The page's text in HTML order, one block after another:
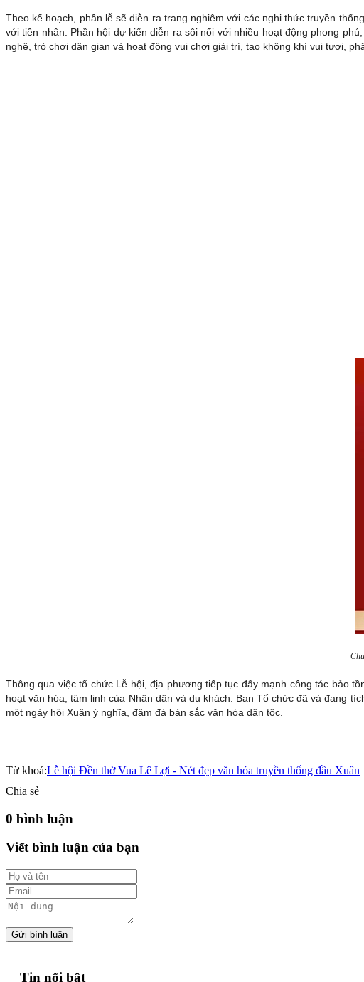
Theo kế hoạch, phần lễ sẽ diễn ra trang nghiêm với các nghi thức truyền
với tiền nhân. Phần hội dự kiến diễn ra sôi nổi với nhiều hoạt động phong
nghệ, trò chơi dân gian và hoạt động vui chơi giải trí, tạo không khí vui tươi,
Thông qua việc tổ chức Lễ hội, địa phương tiếp tục đẩy mạnh công tác bảo
hoạt văn hóa, tâm linh của Nhân dân và du khách. Ban Tổ chức đã và đang
một ngày hội Xuân ý nghĩa, đậm đà bản sắc văn hóa dân tộc.
Từ khoá:Lễ hội Đền thờ Vua Lê Lợi - Nét đẹp văn hóa truyền thống đầu Xuân
Chia sẻ
0 bình luận
Viết bình luận của bạn
Gửi bình luận
Tin nổi bật